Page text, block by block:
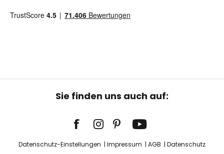
Sie finden uns auch auf:
Datenschutz-Einstellungen Impressum AGB
Datenschutz